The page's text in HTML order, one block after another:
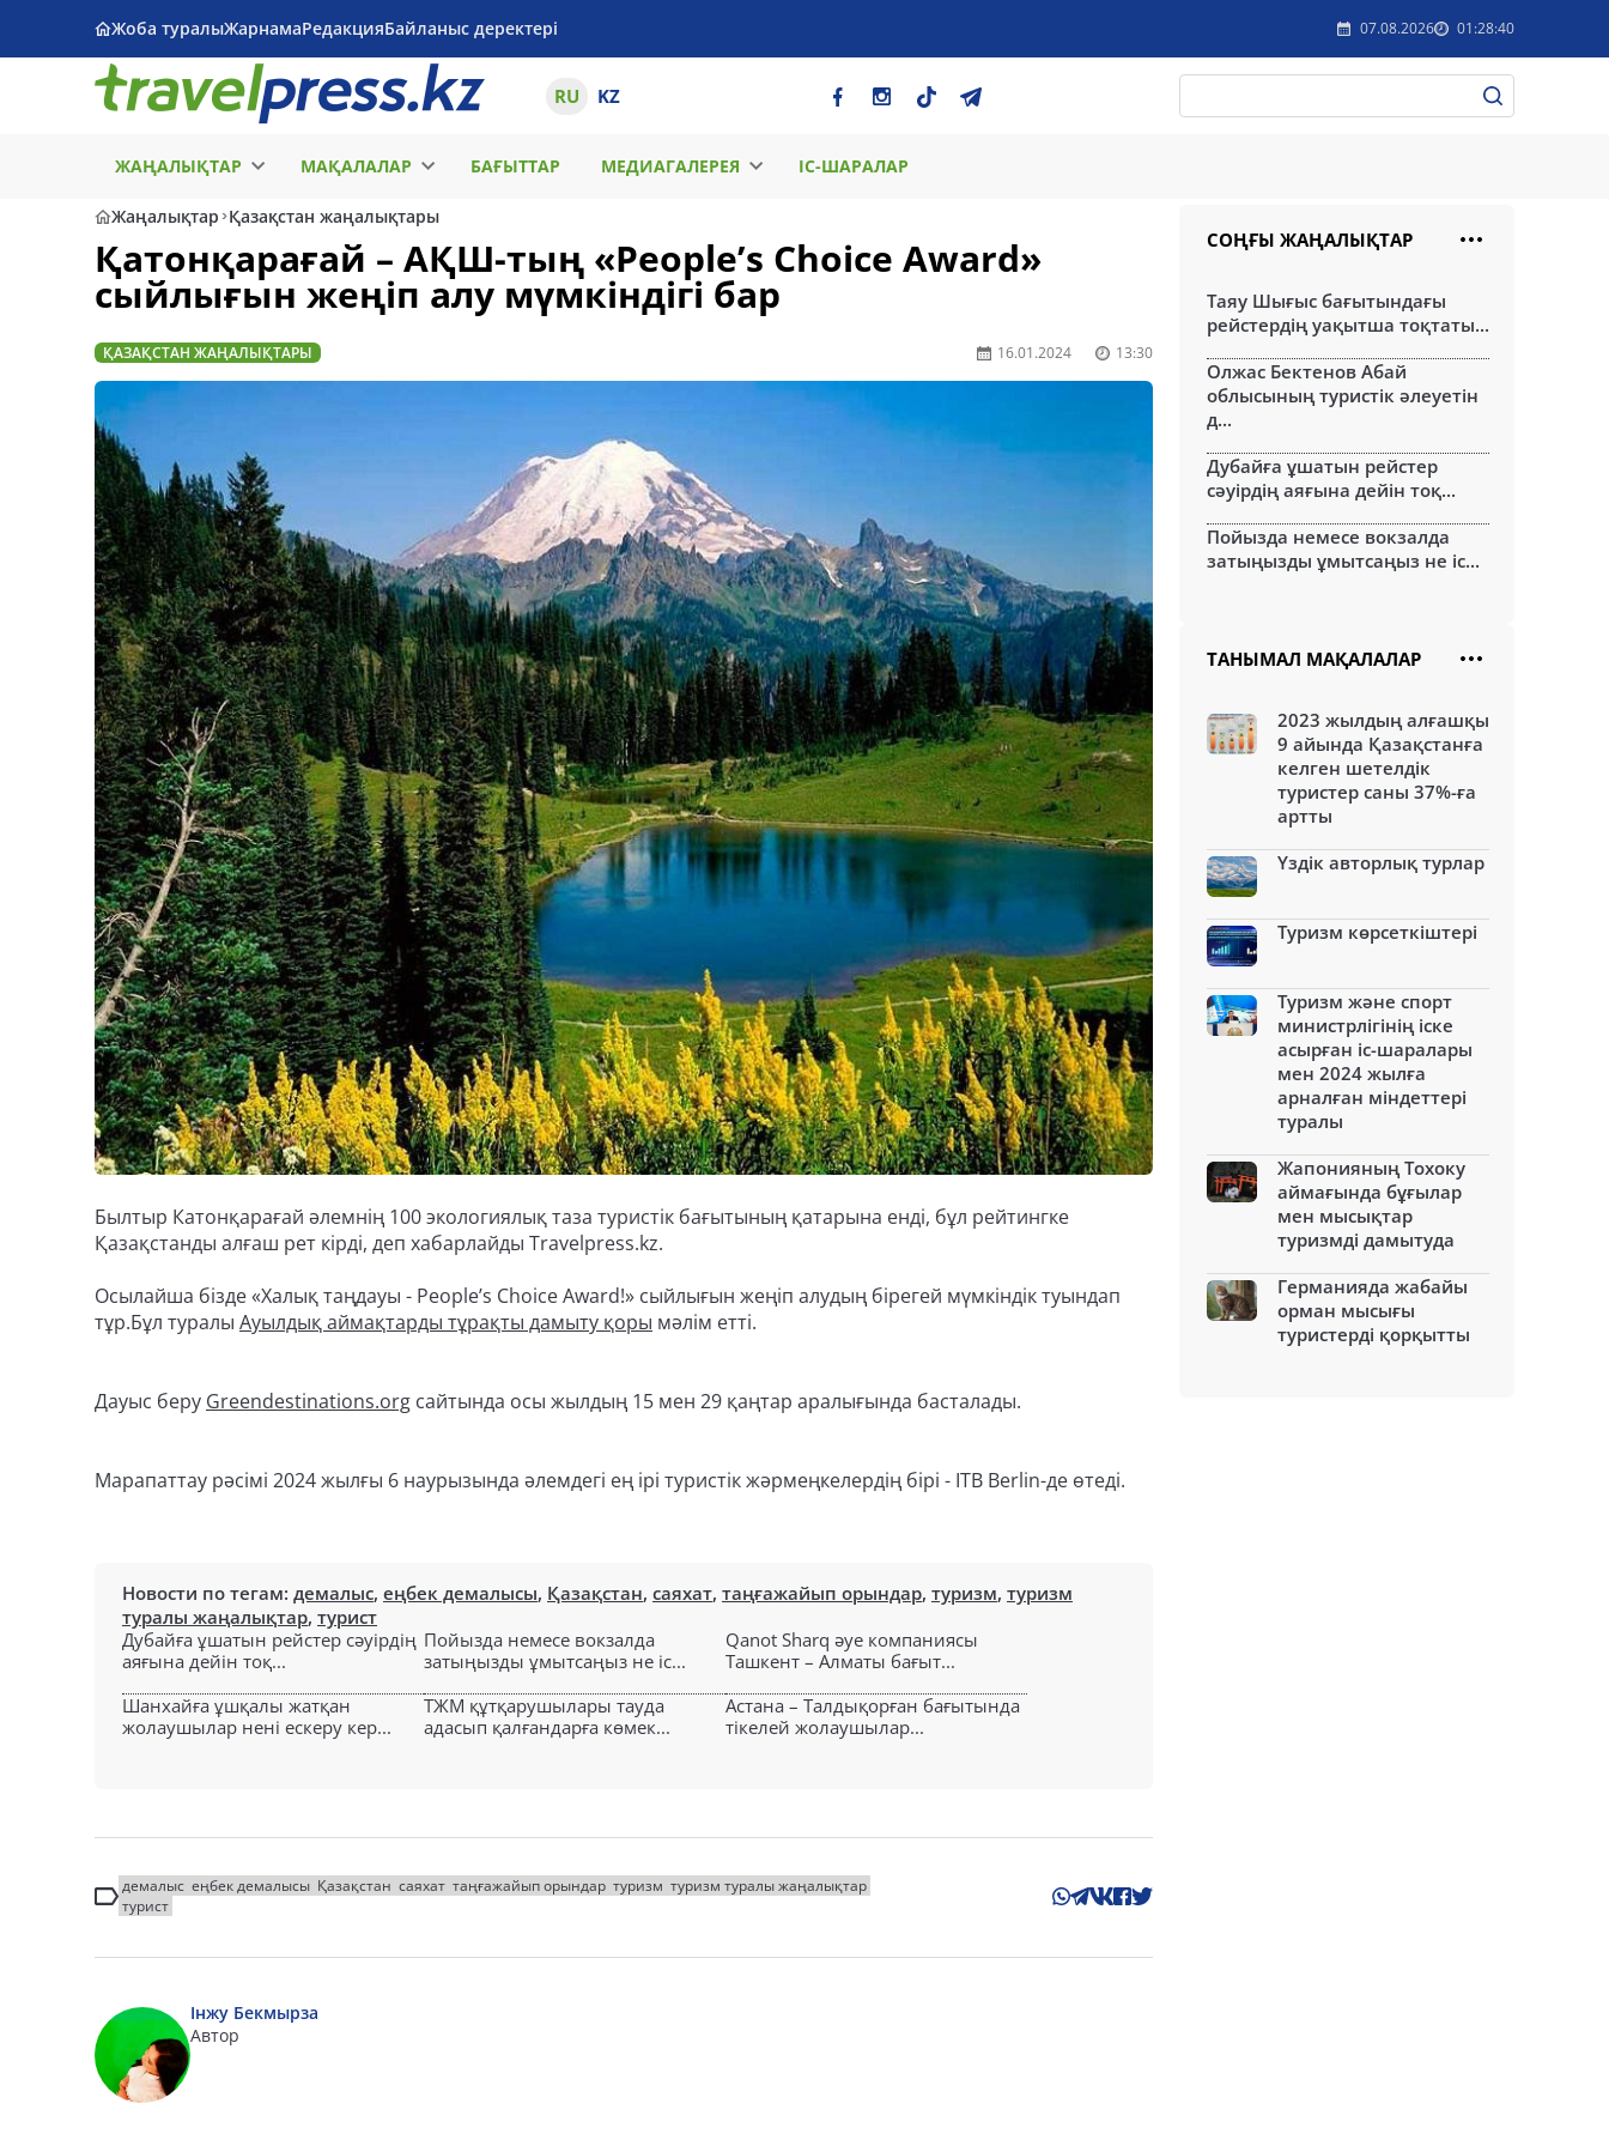
Жоба туралыЖарнамаРедакцияБайланыс деректері 07.08.2026 01:28:40
RU KZ
ЖАҢАЛЫҚТАР МАҚАЛАЛАР БАҒЫТТАР МЕДИАГАЛЕРЕЯ ІС-ШАРАЛАР
Жаңалықтар Қазақстан жаңалықтары
Қатонқарағай – АҚШ-тың «People’s Choice Award»
сыйлығын жеңіп алу мүмкіндігі бар
ҚАЗАҚСТАН ЖАҢАЛЫҚТАРЫ 16.01.2024 13:30
Былтыр Катонқарағай әлемнің 100 экологиялық таза туристік бағытының қатарына енді, бұл рейтингке
Қазақстанды алғаш рет кірді, деп хабарлайды Travelpress.kz.
Осылайша бізде «Халық таңдауы - People’s Choice Award!» сыйлығын жеңіп алудың бірегей мүмкіндік туындап
тұр.Бұл туралы Ауылдық аймақтарды тұрақты дамыту қоры мәлім етті. ⠀
Дауыс беру Greendestinations.org сайтында осы жылдың 15 мен 29 қаңтар аралығында басталады.
Марапаттау рәсімі 2024 жылғы 6 наурызында әлемдегі ең ірі туристік жәрмеңкелердің бірі - ITB Berlin-де өтеді.
Новости по тегам: демалыс, еңбек демалысы, Қазақстан, саяхат, таңғажайып орындар, туризм, туризм
туралы жаңалықтар, турист
Дубайға ұшатын рейстер сәуірдің
аяғына дейін тоқ...
Пойызда немесе вокзалда
затыңызды ұмытсаңыз не іс...
Qanot Sharq әуе компаниясы
Ташкент – Алматы бағыт...
Шанхайға ұшқалы жатқан
жолаушылар нені ескеру кер...
ТЖМ құтқарушылары тауда
адасып қалғандарға көмек...
Астана – Талдықорған бағытында
тікелей жолаушылар...
демалыс еңбек демалысы Қазақстан саяхат таңғажайып орындар туризм туризм туралы жаңалықтар
турист
Інжу Бекмырза
Автор
СОҢҒЫ ЖАҢАЛЫҚТАР
Таяу Шығыс бағытындағы
рейстердің уақытша тоқтаты...
Олжас Бектенов Абай
облысының туристік әлеуетін
д...
Дубайға ұшатын рейстер
сәуірдің аяғына дейін тоқ...
Пойызда немесе вокзалда
затыңызды ұмытсаңыз не іс...
ТАНЫМАЛ МАҚАЛАЛАР
2023 жылдың алғашқы
9 айында Қазақстанға
келген шетелдік
туристер саны 37%-ға
артты
Үздік авторлық турлар
Туризм көрсеткіштері
Туризм және спорт
министрлігінің іске
асырған іс-шаралары
мен 2024 жылға
арналған міндеттері
туралы
Жапонияның Тохоку
аймағында бұғылар
мен мысықтар
туризмді дамытуда
Германияда жабайы
орман мысығы
туристерді қорқытты